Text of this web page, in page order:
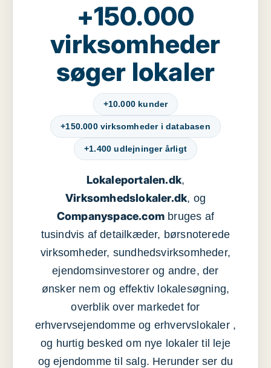
+150.000
virksomheder
søger lokaler
+10.000 kunder
+150.000 virksomheder i databasen
+1.400 udlejninger årligt
Lokaleportalen.dk,
Virksomhedslokaler.dk, og
Companyspace.com bruges af
tusindvis af detailkæder, børsnoterede
virksomheder, sundhedsvirksomheder,
ejendomsinvestorer og andre, der
ønsker nem og effektiv lokalesøgning,
overblik over markedet for
erhvervsejendomme og erhvervslokaler ,
og hurtig besked om nye lokaler til leje
og ejendomme til salg. Herunder ser du